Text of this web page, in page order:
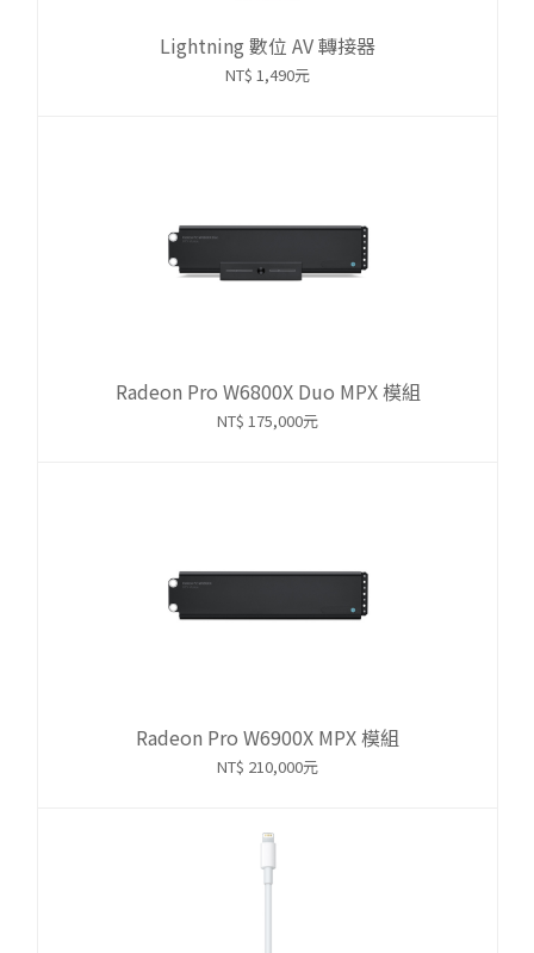
Lightning 數位 AV 轉接器
NT$ 1,490元
Radeon Pro W6800X Duo MPX 模組
NT$ 175,000元
Radeon Pro W6900X MPX 模組
NT$ 210,000元